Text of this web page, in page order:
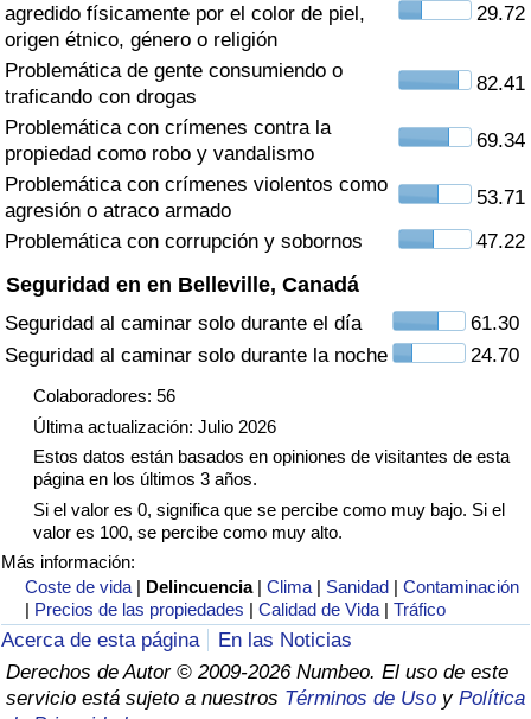
agredido físicamente por el color de piel,
origen étnico, género o religión
29.72
Problemática de gente consumiendo o
traficando con drogas
82.41
Problemática con crímenes contra la
propiedad como robo y vandalismo
69.34
Problemática con crímenes violentos como
agresión o atraco armado
53.71
Problemática con corrupción y sobornos
47.22
Seguridad en en Belleville, Canadá
Seguridad al caminar solo durante el día
61.30
Seguridad al caminar solo durante la noche
24.70
Colaboradores: 56
Última actualización: Julio 2026
Estos datos están basados en opiniones de visitantes de esta
página en los últimos 3 años.
Si el valor es 0, significa que se percibe como muy bajo. Si el
valor es 100, se percibe como muy alto.
Más información:
Coste de vida | Delincuencia |Clima | Sanidad |Contaminación
| Precios de las propiedades |Calidad de Vida |Tráfico
Acerca de esta página
En las Noticias
Derechos de Autor © 2009-2026 Numbeo. El uso de este
servicio está sujeto a nuestros Términos de Uso y Política
Índice de Contaminación (Actual)
Índice de contaminación
Índice de Contaminación por País
Tráfico
Índice de Tráfico
Índice de Tráfico (Actual)
Índice de Tráfico por País